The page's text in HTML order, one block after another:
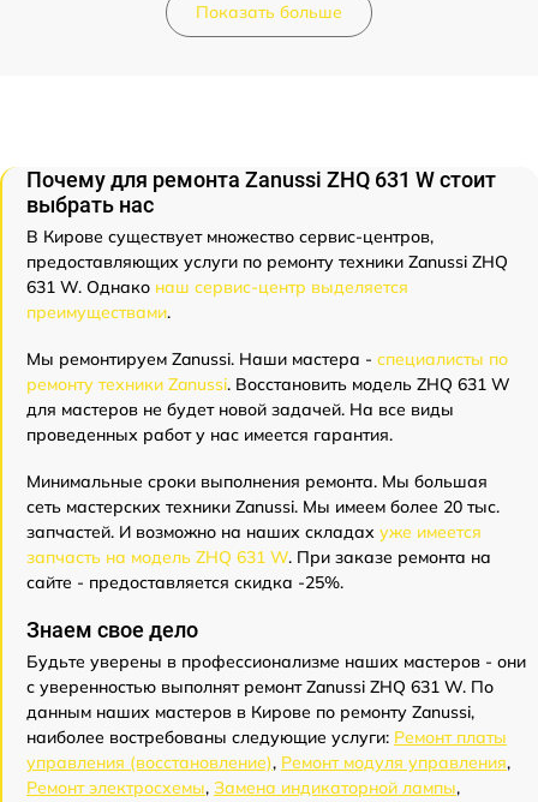
Показать больше
Почему для ремонта Zanussi ZHQ 631 W стоит
выбрать нас
В Кирове существует множество сервис-центров,
предоставляющих услуги по ремонту техники Zanussi ZHQ
631 W. Однако наш сервис-центр выделяется
преимуществами.
Мы ремонтируем Zanussi. Наши мастера - специалисты по
ремонту техники Zanussi. Восстановить модель ZHQ 631 W
для мастеров не будет новой задачей. На все виды
проведенных работ у нас имеется гарантия.
Минимальные сроки выполнения ремонта. Мы большая
сеть мастерских техники Zanussi. Мы имеем более 20 тыс.
запчастей. И возможно на наших складах уже имеется
запчасть на модель ZHQ 631 W. При заказе ремонта на
сайте - предоставляется скидка -25%.
Знаем свое дело
Будьте уверены в профессионализме наших мастеров - они
с уверенностью выполнят ремонт Zanussi ZHQ 631 W. По
данным наших мастеров в Кирове по ремонту Zanussi,
наиболее востребованы следующие услуги: Ремонт платы
управления (восстановление), Ремонт модуля управления,
Ремонт электросхемы, Замена индикаторной лампы,